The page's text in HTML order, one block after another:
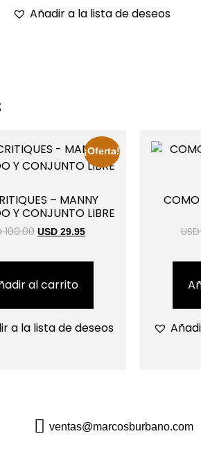
Añadir a la lista de deseos
¡Oferta!
– MANNY
Y CONJUNTO LIBRE
100.00 USD 29.95
al carrito
a la lista de deseos
ventas@marcosburbano.com